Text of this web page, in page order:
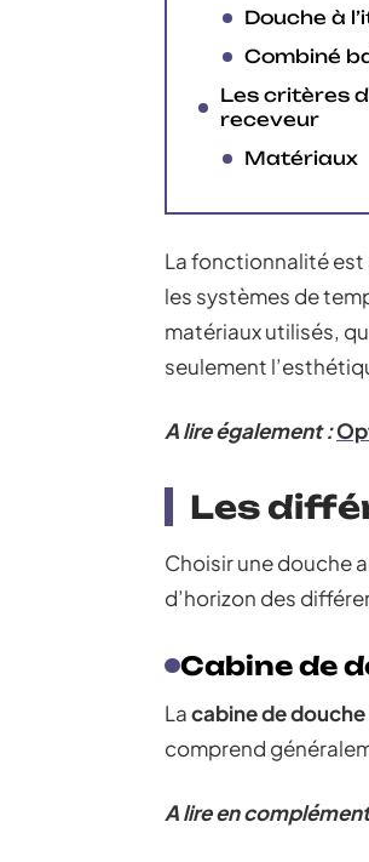
Douche à
Combiné
Les critères
receveur
Matériaux
La fonctionnalité est
les systèmes de
matériaux utilisés,
seulement
A lire également :
Les
Choisir une douche
d’horizon des
Cabine de
Lacabine de douche
comprend
A lire en